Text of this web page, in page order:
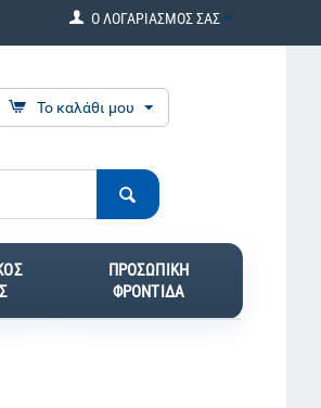
Ο ΛΟΓΑΡΙΑΣΜΟΣ ΣΑΣ
Το καλάθι μου
ΠΡΟΣΩΠΙΚΗ
ΦΡΟΝΤΙΔΑ